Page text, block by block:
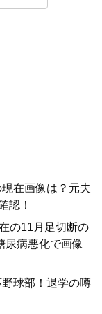
在画像は？元夫
認！
の11月足切断の
尿病悪化で画像
球部！退学の噂